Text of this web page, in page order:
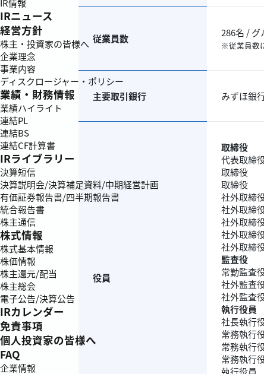
IR情報
IRニュース
経営方針
株主・投資家の皆様へ
企業理念
事業内容
ディスクロージャー・ポリシー
業績・財務情報
業績ハイライト
連結PL
連結BS
連結CF計算書
IRライブラリー
決算短信
決算説明会/決算補足資料/中期経営計画
有価証券報告書/四半期報告書
統合報告書
株主通信
株式情報
株式基本情報
株価情報
株主還元/配当
株主総会
電子公告/決算公告
IRカレンダー
免責事項
個人投資家の皆様へ
FAQ
企業情報
従業員数 286名 /
※従業員数
主要取引銀行 みずほ銀
役員
取締役
代表取締
取締役
取締役
社外取締
社外取締
社外取締
社外取締
社外取締
監査役
常勤監査
社外監査
社外監査
執行役員
社長執行
常務執行
常務執行
常務執行
執行役員